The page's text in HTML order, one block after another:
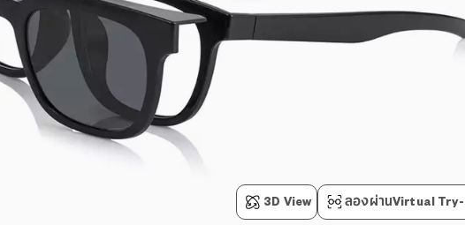
3D View ลองผ่านVirtual Try-